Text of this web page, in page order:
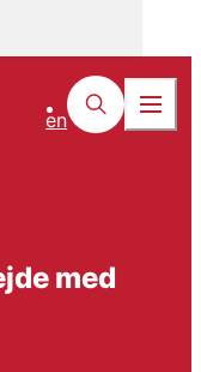
en
med